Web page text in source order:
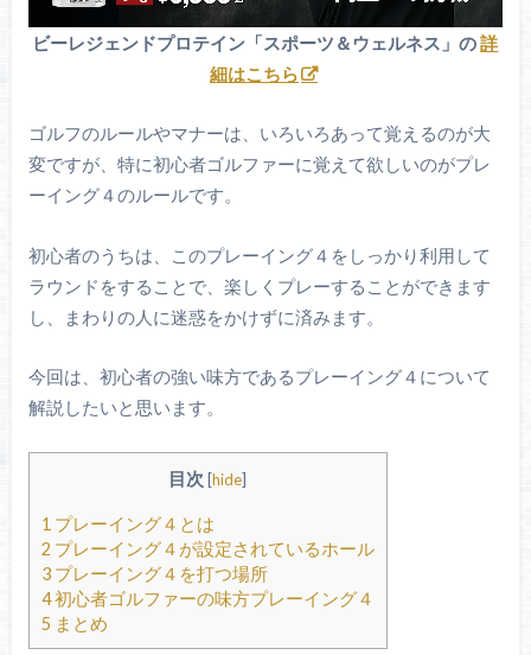
ビーレジェンドプロテイン「スポーツ＆ウェルネス」の詳
細はこちら
ゴルフのルールやマナーは、いろいろあって覚えるのが大
変ですが、特に初心者ゴルファーに覚えて欲しいのがプレ
ーイング４のルールです。
初心者のうちは、このプレーイング４をしっかり利用して
ラウンドをすることで、楽しくプレーすることができます
し、まわりの人に迷惑をかけずに済みます。
今回は、初心者の強い味方であるプレーイング４について
解説したいと思います。
目次 [hide]
1 プレーイング４とは
2 プレーイング４が設定されているホール
3プレーイング４を打つ場所
4初心者ゴルファーの味方プレーイング４
5 まとめ